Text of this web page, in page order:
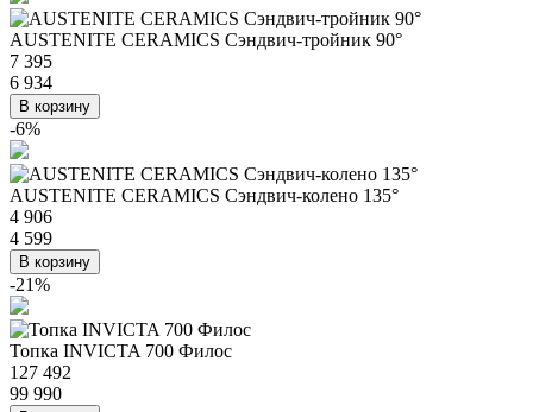
AUSTENITE CERAMICS Сэндвич-тройник 90°
7 395
6 934
В корзину
-6%
AUSTENITE CERAMICS Сэндвич-колено 135°
4 906
4 599
В корзину
-21%
Топка INVICTA 700 Филос
127 492
99 990